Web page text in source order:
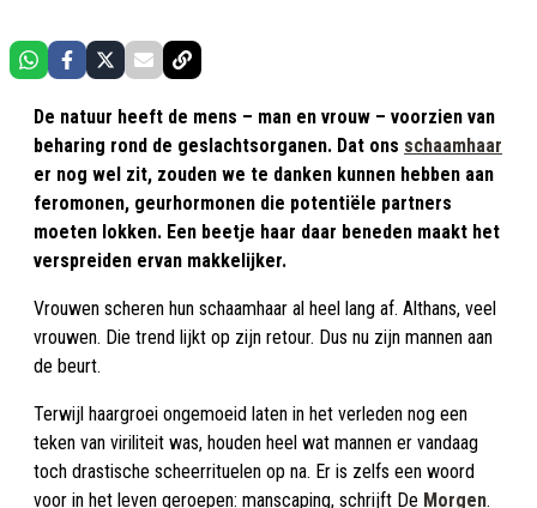
De natuur heeft de mens – man en vrouw – voorzien van
beharing rond de geslachtsorganen. Dat ons schaamhaar
er nog wel zit, zouden we te danken kunnen hebben aan
feromonen, geurhormonen die potentiële partners
moeten lokken. Een beetje haar daar beneden maakt het
verspreiden ervan makkelijker.
Vrouwen scheren hun schaamhaar al heel lang af. Althans, veel
vrouwen. Die trend lijkt op zijn retour. Dus nu zijn mannen aan
de beurt.
Terwijl haargroei ongemoeid laten in het verleden nog een
teken van viriliteit was, houden heel wat mannen er vandaag
toch drastische scheerrituelen op na. Er is zelfs een woord
voor in het leven geroepen: manscaping, schrijft De Morgen.